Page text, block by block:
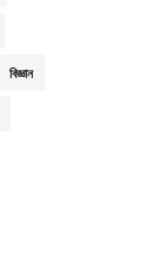
বিজ্ঞান